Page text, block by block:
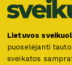
Lietuvos
puoselėjanti
sveikatos